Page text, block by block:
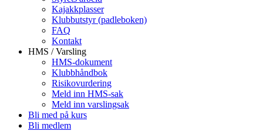
Kajakkplasser
Klubbutstyr (padleboken)
FAQ
Kontakt
HMS / Varsling
HMS-dokument
Klubbhåndbok
Risikovurdering
Meld inn HMS-sak
Meld inn varslingsak
Bli med på kurs
Bli medlem